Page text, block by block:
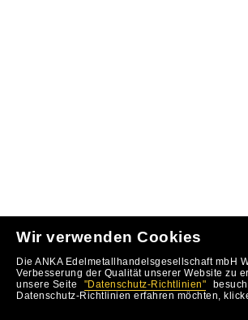
Wir verwenden Cookies
Die ANKA Edelmetallhandelsgesellschaft mbH
Verbesserung der Qualität unserer Website zu
unsere Seite
"Datenschutz-Richtlinien"
Datenschutz-Richtlinien erfahren möchten,